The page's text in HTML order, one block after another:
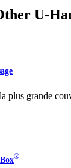
U-
plus grande
®